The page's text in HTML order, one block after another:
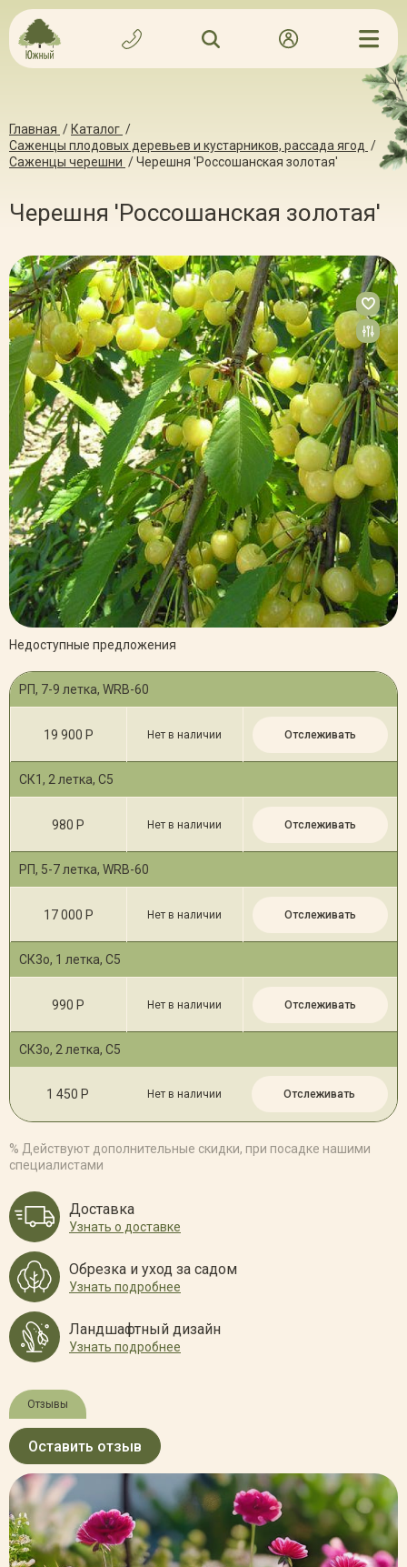
Главная / Каталог /
Саженцы плодовых деревьев и кустарников, рассада ягод /
Саженцы черешни /Черешня 'Россошанская золотая'
Черешня 'Россошанская золотая'
Недоступные предложения
РП, 7-9 летка, WRB-60
19 900 Р Нет в наличии Отслеживать
СК1, 2 летка, С5
980 Р Нет в наличии Отслеживать
РП, 5-7 летка, WRB-60
17 000 Р Нет в наличии Отслеживать
СК3о, 1 летка, С5
990 Р Нет в наличии Отслеживать
СК3о, 2 летка, С5
1 450 Р Нет в наличии Отслеживать
% Действуют дополнительные скидки, при посадке нашими
специалистами
Доставка
Узнать о доставке
Обрезка и уход за садом
Узнать подробнее
Ландшафтный дизайн
Узнать подробнее
Отзывы
Оставить отзыв